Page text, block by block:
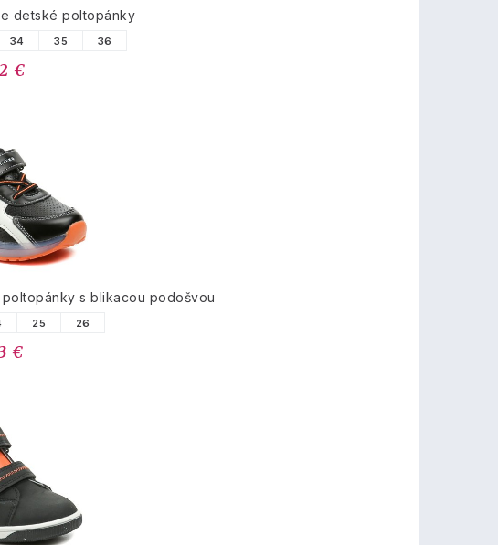
detské poltopánky
34 35 36
€
s blikacou podošvou
25 26
€